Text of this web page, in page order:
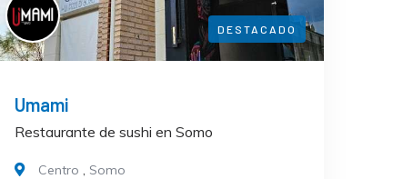
DESTACADO
Umami
Restaurante de sushi en Somo
Centro , Somo